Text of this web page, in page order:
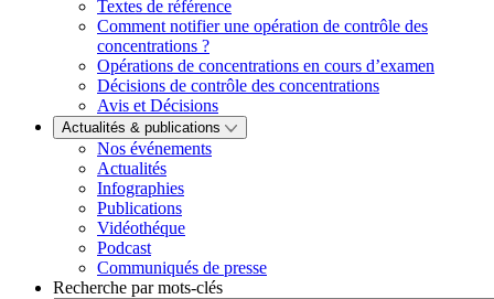
Textes de référence
Comment notifier une opération de contrôle des
concentrations ?
Opérations de concentrations en cours d’examen
Décisions de contrôle des concentrations
Avis et Décisions
Actualités & publications
Nos événements
Actualités
Infographies
Publications
Vidéothéque
Podcast
Communiqués de presse
Recherche par mots-clés